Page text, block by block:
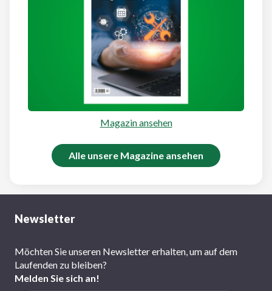
Magazin ansehen
Alle unsere Magazine ansehen
Newsletter
Möchten Sie unseren Newsletter erhalten, um auf dem
Laufenden zu bleiben?
Melden Sie sich an!